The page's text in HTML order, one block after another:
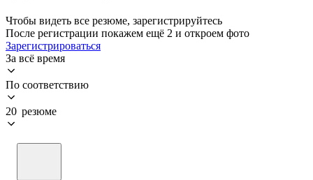
Чтобы видеть все резюме, зарегистрируйтесь
После регистрации покажем ещё 2 и откроем фото
Зарегистрироваться
За всё время
По соответствию
20 резюме